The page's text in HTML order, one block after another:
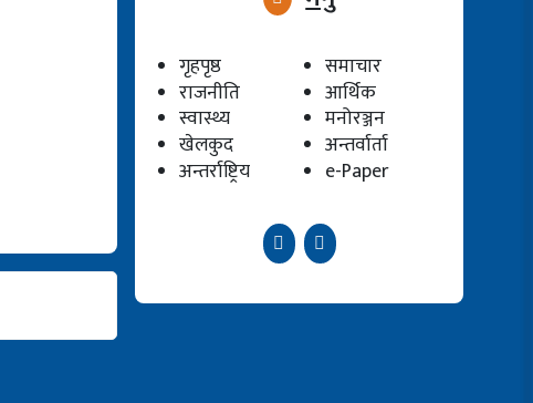
गृहपृष्ठ
समाचार
राजनीति
आर्थिक
स्वास्थ्य
मनोरञ्जन
खेलकुद
अन्तर्वार्ता
अन्तर्राष्ट्रिय
e-Paper